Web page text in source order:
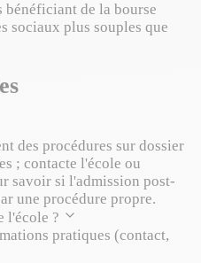
bénéficiant de la bourse
sociaux plus souples que
des procédures sur dossier
; contacte l'école ou
savoir si l'admission post-
une procédure propre.
l'école ?
pratiques (contact,